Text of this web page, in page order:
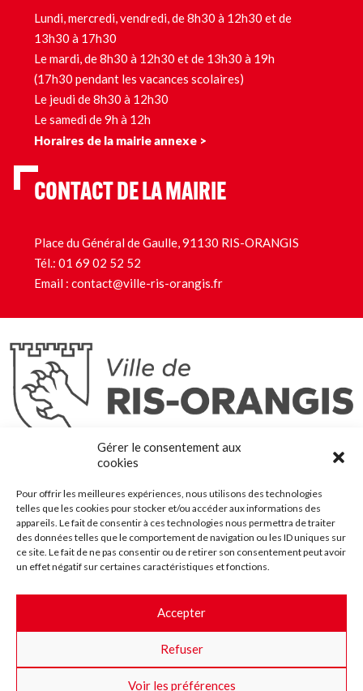
Gérer le consentement aux
cookies
Pour offrir les meilleures expériences, nous utilisons des technologies
telles que les cookies pour stocker et/ou accéder aux informations des
appareils. Le fait de consentir à ces technologies nous permettra de traiter
des données telles que le comportement de navigation ou les ID uniques sur
ce site. Le fait de ne pas consentir ou de retirer son consentement peut avoir
un effet négatif sur certaines caractéristiques et fonctions.
Accepter
Refuser
Voir les préférences
Lundi, mercredi, vendredi, de 8h30 à 12h30 et de
13h30 à 17h30
Le mardi, de 8h30 à 12h30 et de 13h30 à 19h
(17h30 pendant les vacances scolaires)
Le jeudi de 8h30 à 12h30
Le samedi de 9h à 12h
Horaires de la mairie annexe >
CONTACT DE LA MAIRIE
Place du Général de Gaulle, 91130 RIS-ORANGIS
Tél.: 01 69 02 52 52
Email : contact@ville-ris-orangis.fr
Ris-Orangis
@2022 — Tous droits réservés
Plan du site
Contact
Accessibilité
Crédits
Les marchés publics
Suggestions & Améliorations
Facebook
InstaTwitterYoutube